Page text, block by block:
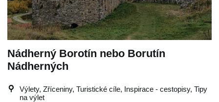
Nádherný Borotín nebo Borutín
Nádherných
Výlety, Zříceniny, Turistické cíle, Inspirace - cestopisy, Tipy
na výlet